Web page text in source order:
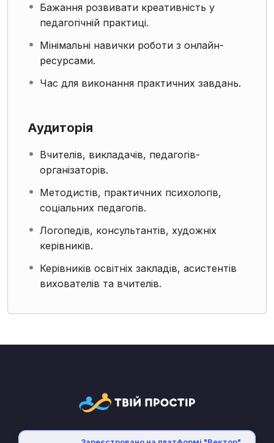
Бажання розвивати креативність у
педагогічній практиці.
Мінімальні навички роботи з онлайн-
ресурсами.
Час для виконання практичних завдань.
Аудиторія
Вчителів, викладачів, педагогів-
організаторів.
Методистів, практичних психологів,
соціальних педагогів.
Логопедів, консультантів, художніх
керівників.
Керівників освітніх закладів, асистентів
вихователів та вчителів.